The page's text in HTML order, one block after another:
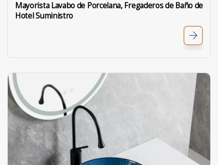
Mayorista Lavabo de Porcelana, Fregaderos de Baño de
Hotel Suministro